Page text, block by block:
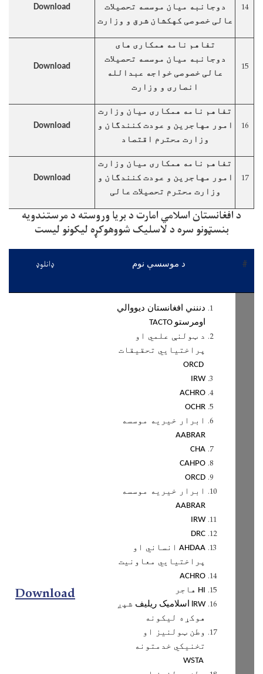
14
دوجانبه میان موسسه تحصیلات
عالی خصوصی کهکشان شرق و وزارت
Download
15
تفاهم نامه همکاری های
دوجانبه میان موسسه تحصیلات
عالی خصوصی خواجه عبدالله
انصاری و وزارت
Download
16
تفاهم نامه همکاری میان وزارت
امور مهاجرین و عودت کنندگان و
وزارت محترم اقتصاد
Download
17
تفاهم نامه همکاری میان وزارت
امور مهاجرین و عودت کنندگان و
وزارت محترم تحصیلات عالی
Download
د افغانستان اسلامي امارت د بريا وروسته د مرستندويه
بنسټونو سره د لاسليک شووهوکړه ليکونو ليست
#
د موسسې نوم ډانلوډ
دننني افغانستان ديووالي
اومرستو TACTO
د ټولنې علمي او
پراختيايي تحقيقات
ORCD
IRW
ACHRO
OCHR
ابرار خيريه موسسه
AABRAR
CHA
CAHPO
ORCD
ابرار خيريه موسسه
AABRAR
IRW
DRC
AHDAA انساني او
پراختيايي معاونيت
ACHRO
HI هاجر
lRW اسلاميک ريليف شپږ
هوکړه ليکونه
وطن ټولنيز او
تخنيکي خدمتونه
WSTA
Download